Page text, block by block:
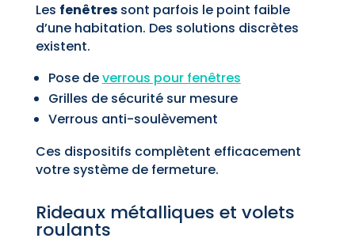
Les fenêtressont parfois le point faible
d’une habitation. Des solutions discrètes
existent.
Pose deverrous pour fenêtres
Grilles de sécurité sur mesure
Verrous anti-soulèvement
Ces dispositifs complètent efficacement
votre système de fermeture.
Rideaux métalliques et volets
roulants